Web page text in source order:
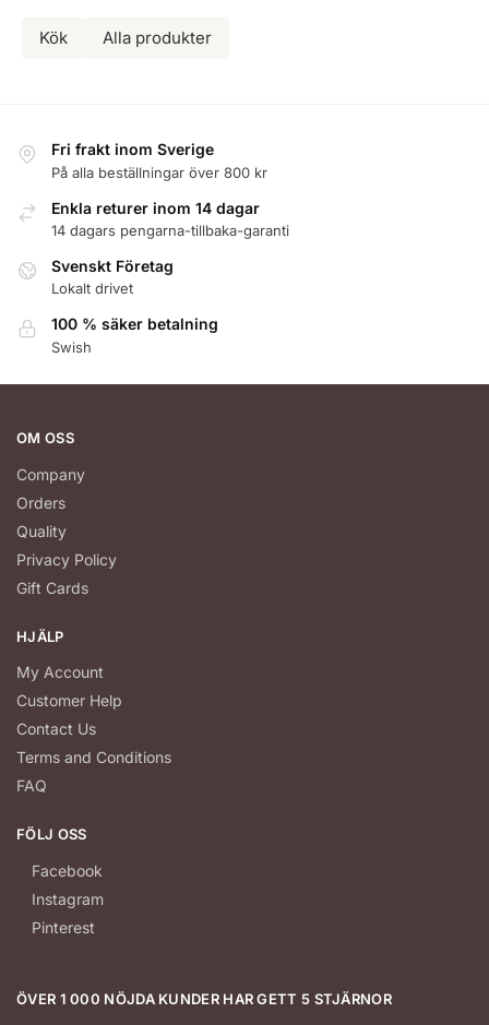
Kök Alla produkter
Fri frakt inom Sverige
På alla beställningar över 800 kr
Enkla returer inom 14 dagar
14 dagars pengarna-tillbaka-garanti
Svenskt Företag
Lokalt drivet
100 % säker betalning
Swish
OM OSS
Company
Orders
Quality
Privacy Policy
Gift Cards
HJÄLP
My Account
Customer Help
Contact Us
Terms and Conditions
FAQ
FÖLJ OSS
Facebook
Instagram
Pinterest
ÖVER 1 000 NÖJDA KUNDER HAR GETT 5 STJÄRNOR